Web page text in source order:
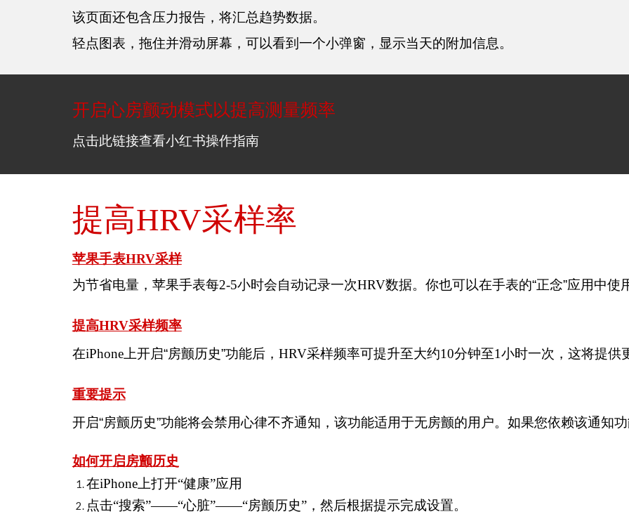
该页面还包含压力报告，将汇总趋势数据。
轻点图表，拖住并滑动屏幕，可以看到一个小弹窗，显示当天的附加信息。
开启心房颤动模式以提高测量频率
点击此链接查看小红书操作指南
提高HRV采样率
苹果手表HRV采样
为节省电量，苹果手表每2-5小时会自动记录一次HRV数据。你也可以在手表的“正念”应用中使
提高HRV采样频率
在iPhone上开启“房颤历史”功能后， HRV采样频率可提升至大约10分钟至1小时一次，这将提供
重要提示
开启“房颤历史”功能将会禁用心律不齐通知，该功能适用于无房颤的用户。如果您依赖该通知
如何开启房颤历史
在iPhone上打开“健康”应用
点击“搜索”——“心脏”——“房颤历史”，然后根据提示完成设置。